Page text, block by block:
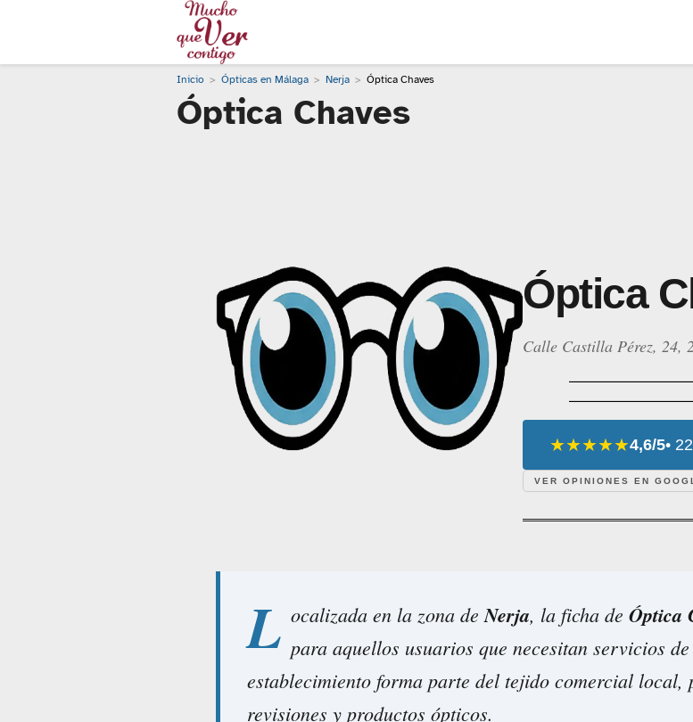
Inicio Ópticas en Málaga Nerja Óptica Chaves
Óptica Chaves
Óptica
Calle Castilla Pérez, 24,
★★★★★4,6/5•
VER OPINIONES EN
L ocalizada en la zona deNerja, la ficha de Óptica
para aquellos usuarios que necesitan servicios
establecimiento forma parte del tejido comercial local,
revisiones y productos ópticos.